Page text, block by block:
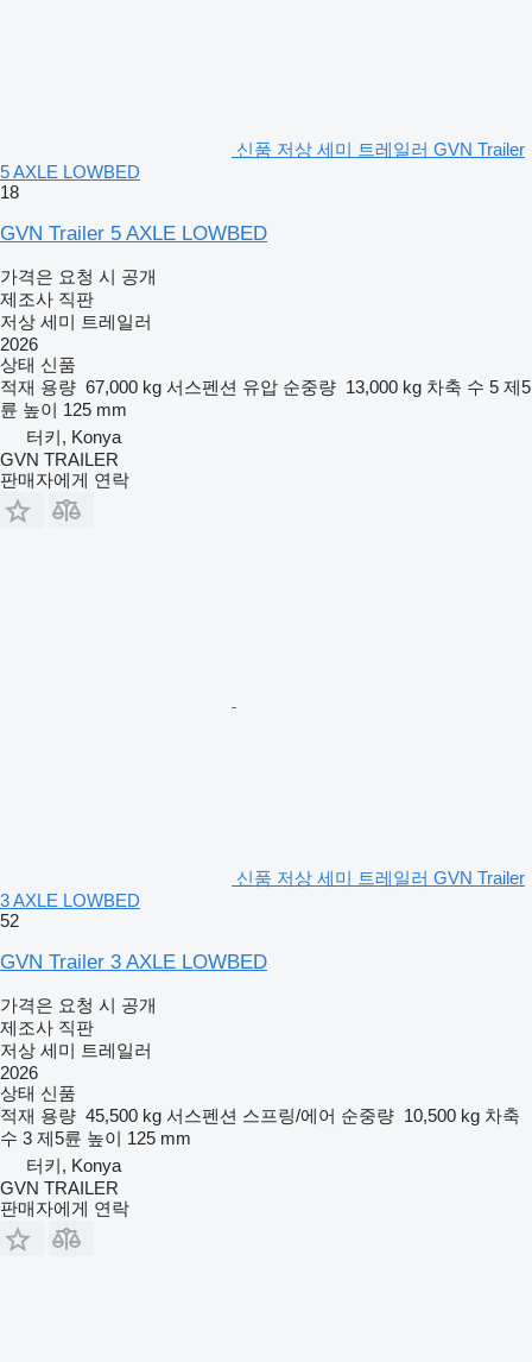
신품 저상 세미 트레일러 GVN Trailer
5 AXLE LOWBED
18
GVN Trailer 5 AXLE LOWBED
가격은 요청 시 공개
제조사 직판
저상 세미 트레일러
2026
상태 신품
적재 용량 67,000 kg 서스펜션 유압 순중량 13,000 kg 차축 수 5 제5
륜 높이 125 mm
터키, Konya
GVN TRAILER
판매자에게 연락
신품 저상 세미 트레일러 GVN Trailer
3 AXLE LOWBED
52
GVN Trailer 3 AXLE LOWBED
가격은 요청 시 공개
제조사 직판
저상 세미 트레일러
2026
상태 신품
적재 용량 45,500 kg 서스펜션 스프링/에어 순중량 10,500 kg 차축
수 3 제5륜 높이 125 mm
터키, Konya
GVN TRAILER
판매자에게 연락